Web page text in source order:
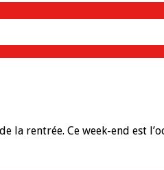
la rentrée. Ce week-end est